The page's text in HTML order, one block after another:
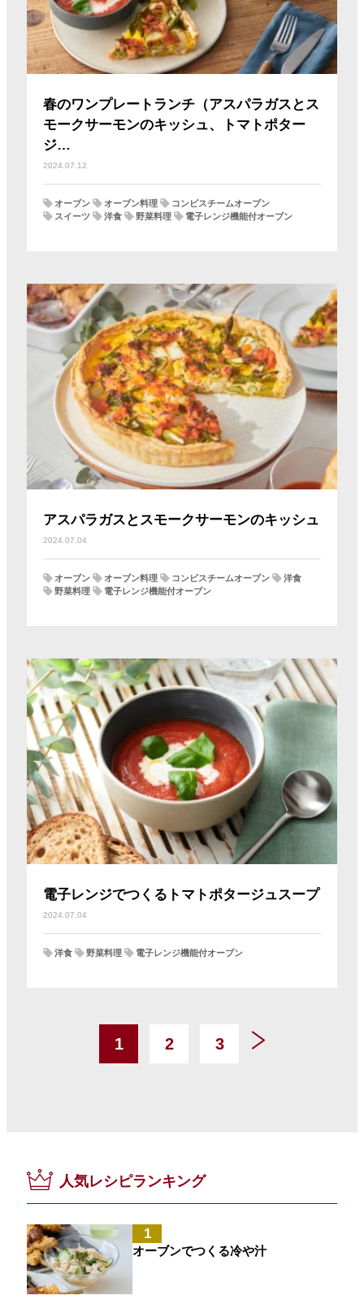
春のワンプレートランチ（アスパラガスとス
モークサーモンのキッシュ、トマトポター
ジ…
2024.07.12
オーブン オーブン料理
コンビスチームオーブン
スイーツ
洋食 野菜料理 電子レンジ機能付オーブン
アスパラガスとスモークサーモンのキッシュ
2024.07.04
オーブン オーブン料理 コンビスチームオーブン
洋食
野菜料理
電子レンジ機能付オーブン
電子レンジでつくるトマトポタージュスープ
2024.07.04
洋食 野菜料理 電子レンジ機能付オーブン
1 2 3
人気レシピランキング
1
オーブンでつくる冷や汁